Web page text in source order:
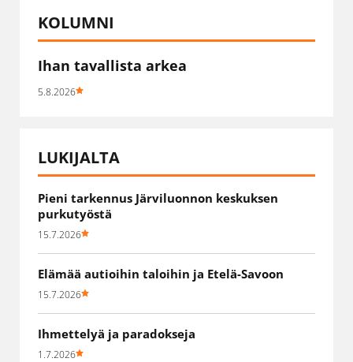
KOLUMNI
Ihan tavallista arkea
5.8.2026
LUKIJALTA
Pieni tarkennus Järviluonnon keskuksen
purkutyöstä
15.7.2026
Elämää autioihin taloihin ja Etelä-Savoon
15.7.2026
Ihmettelyä ja paradokseja
1.7.2026